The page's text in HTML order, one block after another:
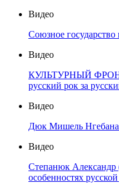
Видео
Союзное
Видео
КУЛЬТУРНЫЙ
русский рок за
Видео
Дюк Мишель Нгебана
Видео
Степанюк Александр
особенностях